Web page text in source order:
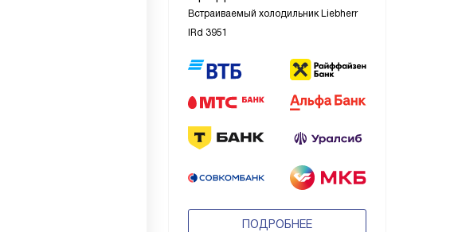
Встраиваемый холодильник Liebherr
IRd 3951
ПОДРОБНЕЕ